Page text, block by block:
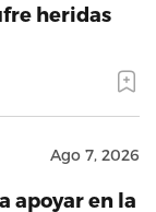
heridas
Ago 7, 2026
apoyar en la